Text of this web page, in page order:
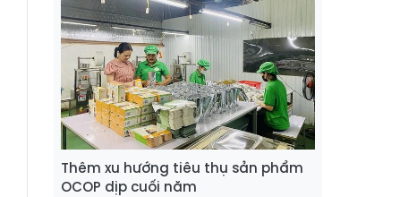
Thêm xu hướng tiêu thụ sản phẩm
OCOP dịp cuối năm